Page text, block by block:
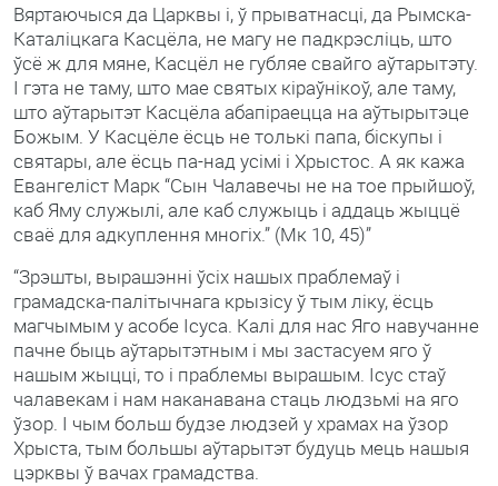
Вяртаючыся да Царквы і, ў прыватнасці, да Рымска-
Каталіцкага Касцёла, не магу не падкрэсліць, што
ўсё ж для мяне, Касцёл не губляе свайго аўтарытэту.
І гэта не таму, што мае святых кіраўнікоў, але таму,
што аўтарытэт Касцёла абапіраецца на аўтырытэце
Божым. У Касцёле ёсць не толькі папа, біскупы і
святары, але ёсць па-над усімі і Хрыстос. А як кажа
Евангеліст Марк “Сын Чалавечы не на тое прыйшоў,
каб Яму служылі, але каб служыць і аддаць жыццё
сваё для адкуплення многіх.” (Мк 10, 45)”
“Зрэшты, вырашэнні ўсіх нашых праблемаў і
грамадска-палітычнага крызісу ў тым ліку, ёсць
магчымым у асобе Ісуса. Калі для нас Яго навучанне
пачне быць аўтарытэтным і мы застасуем яго ў
нашым жыцці, то і праблемы вырашым. Ісус стаў
чалавекам і нам наканавана стаць людзьмі на яго
ўзор. І чым больш будзе людзей у храмах на ўзор
Хрыста, тым большы аўтарытэт будуць мець нашыя
цэрквы ў вачах грамадства.